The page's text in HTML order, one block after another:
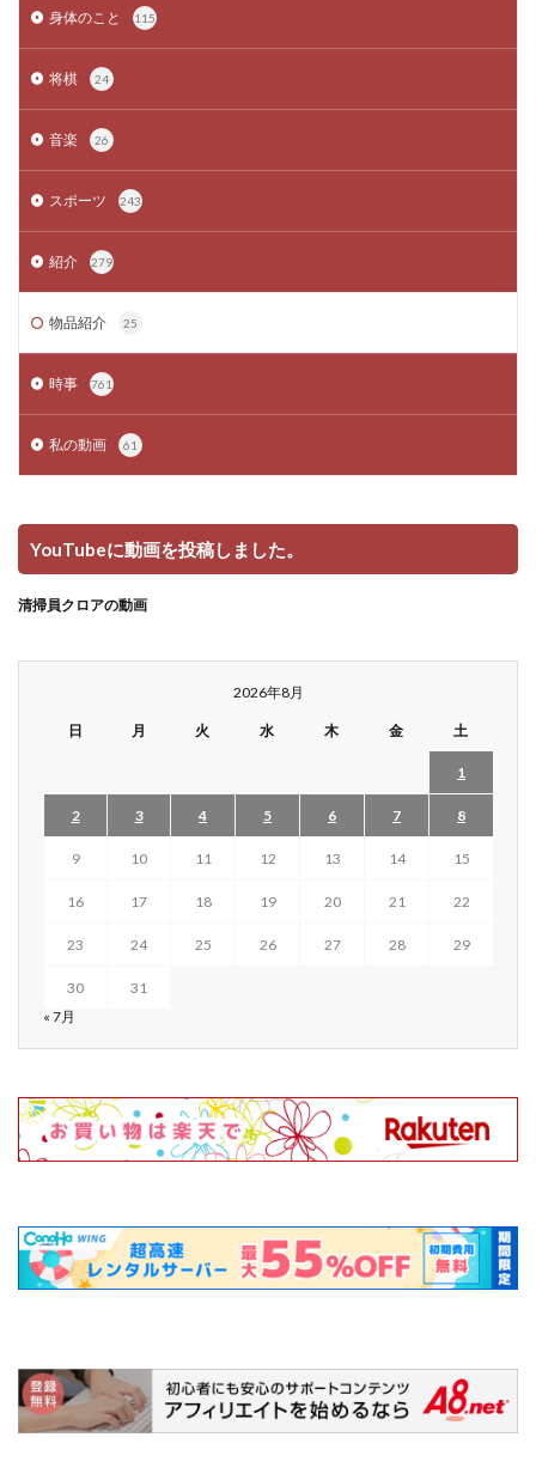
身体のこと 115
将棋 24
音楽 26
スポーツ 243
紹介 279
物品紹介 25
時事 761
私の動画 61
YouTubeに動画を投稿しました。
清掃員クロアの動画
2026年8月
日 月 火 水 木 金 土
1
2 3 4 5 6 7 8
9 10 11 12 13 14 15
16 17 18 19 20 21 22
23 24 25 26 27 28 29
30
31
« 7月